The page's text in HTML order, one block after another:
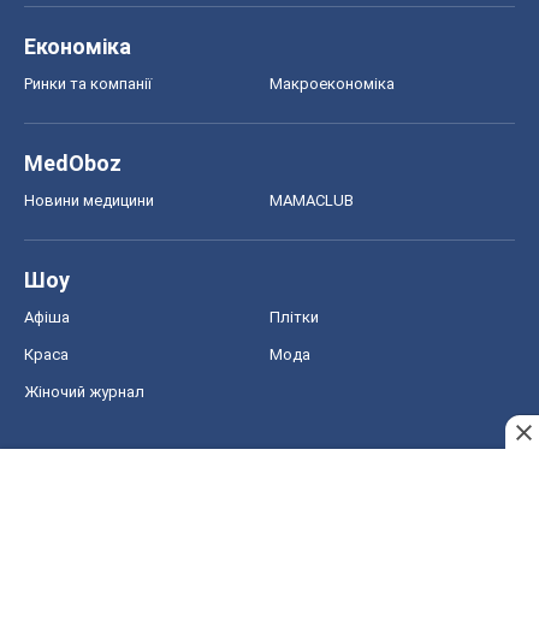
Економіка
Ринки та компанії Макроекономіка
MedOboz
Новини медицини MAMACLUB
Шоу
Афіша Плітки
Краса Мода
Жіночий журнал